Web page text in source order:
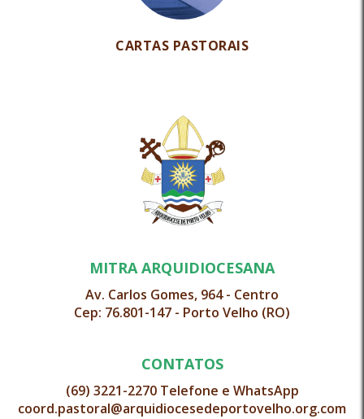
CARTAS PASTORAIS
MITRA ARQUIDIOCESANA
Av. Carlos Gomes, 964 - Centro
Cep: 76.801-147 - Porto Velho (RO)
CONTATOS
(69) 3221-2270 Telefone e WhatsApp
coord.pastoral@arquidiocesedeportovelho.org.com